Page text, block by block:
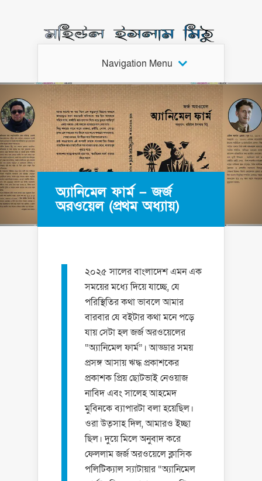
Navigation Menu
অ্যানিমেল ফার্ম – জর্জ
অরওয়েল (প্রথম অধ্যায়)
২০২৫ সালের বাংলাদেশ এমন এক
সময়ের মধ্যে দিয়ে যাচ্ছে, যে
পরিস্থিতির কথা ভাবলে আমার
বারবার যে বইটার কথা মনে পড়ে
যায় সেটা হল জর্জ অরওয়েলের
“অ্যানিমেল ফার্ম”। আড্ডার সময়
প্রসঙ্গ আসায় ঋদ্ধ প্রকাশকের
প্রকাশক প্রিয় ছোটভাই নেওয়াজ
নাবিদ এবং সালেহ আহমেদ
মুবিনকে ব্যাপারটা বলা হয়েছিল।
ওরা উত্‌সাহ দিল, আমারও ইচ্ছা
ছিল। দুয়ে মিলে অনুবাদ করে
ফেললাম জর্জ অরওয়েলে ক্লাসিক
পলিটিক্যাল স্যাটায়ার “অ্যানিমেল